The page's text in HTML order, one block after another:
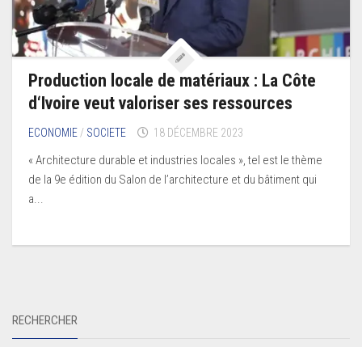
Production locale de matériaux : La Côte
d‘Ivoire veut valoriser ses ressources
ECONOMIE / SOCIETE 18 DÉCEMBRE 2023
« Architecture durable et industries locales », tel est le thème
de la 9e édition du Salon de l’architecture et du bâtiment qui
a...
RECHERCHER